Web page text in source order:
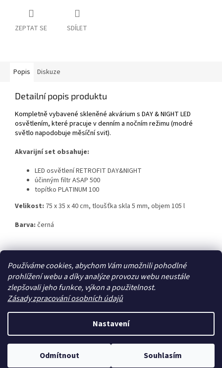
Používáme cookies, abychom Vám umožnili pohodlné
prohlížení webu a díky analýze provozu webu neustále
zlepšovali jeho funkce, výkon a použitelnost.
Zásady zpracování osobních údajů
Nastavení
Odmítnout Souhlasím
ZEPTAT SE SDÍLET
Popis Diskuze
Detailní popis produktu
Kompletně vybavené skleněné akvárium s DAY & NIGHT LED
osvětlením, které pracuje v denním a nočním režimu (modré
světlo napodobuje měsíční svit).
Akvarijní set obsahuje:
LED osvětlení RETROFIT DAY&NIGHT
účinným filtr ASAP 500
topítko PLATINUM 100
Velikost: 75 x 35 x 40 cm, tloušťka skla 5 mm, objem 105 l
Barva: černá
Zboží.cz Heureka.cz
Vytvořil Shoptet
Copyright 2026 . Všechna práva vyhrazena.